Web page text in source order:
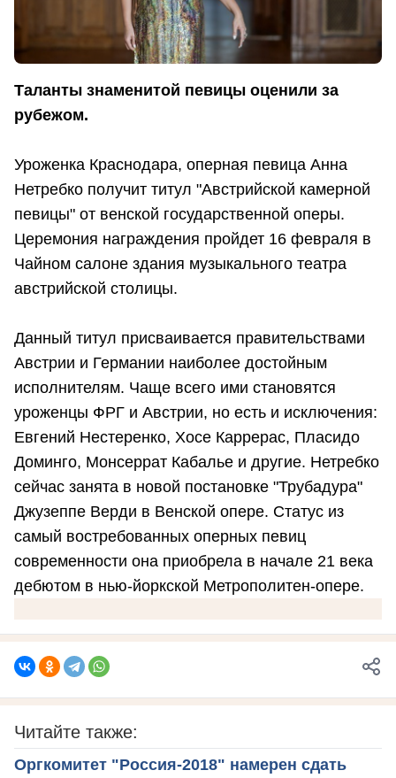
Таланты знаменитой певицы оценили за
рубежом.
Уроженка Краснодара, оперная певица Анна
Нетребко получит титул "Австрийской камерной
певицы" от венской государственной оперы.
Церемония награждения пройдет 16 февраля в
Чайном салоне здания музыкального театра
австрийской столицы.
Данный титул присваивается правительствами
Австрии и Германии наиболее достойным
исполнителям. Чаще всего ими становятся
уроженцы ФРГ и Австрии, но есть и исключения:
Евгений Нестеренко, Хосе Каррерас, Пласидо
Доминго, Монсеррат Кабалье и другие. Нетребко
сейчас занята в новой постановке "Трубадура"
Джузеппе Верди в Венской опере. Статус из
самый востребованных оперных певиц
современности она приобрела в начале 21 века
дебютом в нью-йоркской Метрополитен-опере.
Читайте также:
Оргкомитет "Россия-2018" намерен сдать